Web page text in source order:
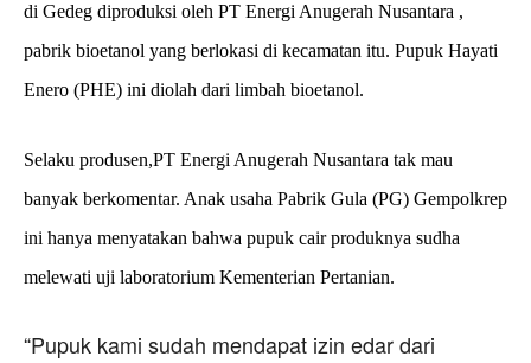
di Gedeg diproduksi oleh PT Energi Anugerah Nusantara ,
pabrik bioetanol yang berlokasi di kecamatan itu. Pupuk Hayati
Enero (PHE) ini diolah dari limbah bioetanol.
Selaku produsen,PT Energi Anugerah Nusantara tak mau
banyak berkomentar. Anak usaha Pabrik Gula (PG) Gempolkrep
ini hanya menyatakan bahwa pupuk cair produknya sudha
melewati uji laboratorium Kementerian Pertanian.
“Pupuk kami sudah mendapat izin edar dari